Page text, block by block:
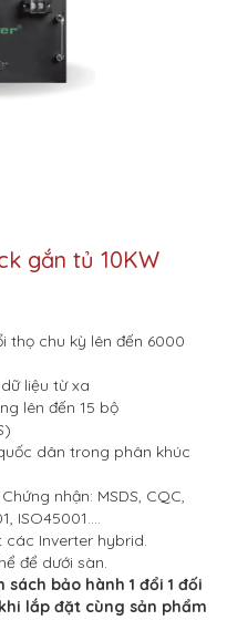
gắn tủ 10KW
thọ chu kỳ lên đến 6000
liệu từ xa
lên đến 15 bộ
dân trong phân khúc
nhận: MSDS, CQC,
ISO45001….
Inverter hybrid.
để dưới sàn.
sách bảo hành 1 đổi 1 đối
lắp đặt cùng sản phẩm